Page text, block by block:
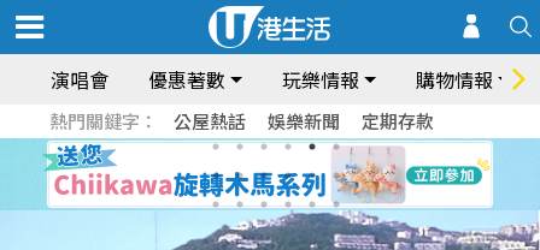
演唱會 優惠著數 玩樂情報 購物情報
熱門關鍵字： 公屋熱話 娛樂新聞 定期存款